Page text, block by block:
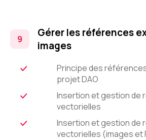
Gérer les références
images
Principe des
projet DAO
Insertion et gestion de
vectorielles
Insertion et gestion de
vectorielles (images et